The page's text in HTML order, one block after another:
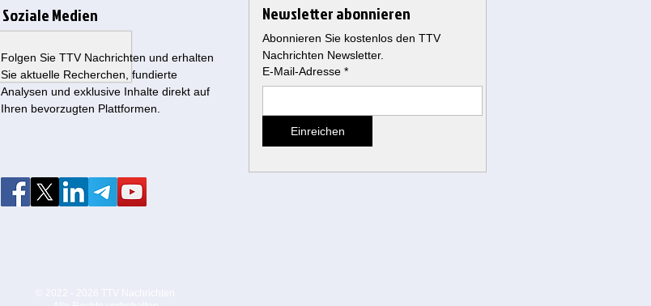
Folgen Sie TTV Nachrichten und erhalten
Sie aktuelle Recherchen, fundierte
Analysen und exklusive Inhalte direkt auf
Ihren bevorzugten Plattformen.
Newsletter abonnieren
Abonnieren Sie kostenlos den TTV
Nachrichten Newsletter.
E-Mail-Adresse *
Einreichen
Soziale Medien